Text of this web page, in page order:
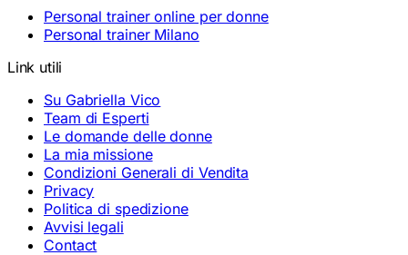
Personal trainer online per donne
Personal trainer Milano
Link utili
Su Gabriella Vico
Team di Esperti
Le domande delle donne
La mia missione
Condizioni Generali di Vendita
Privacy
Politica di spedizione
Avvisi legali
Contact